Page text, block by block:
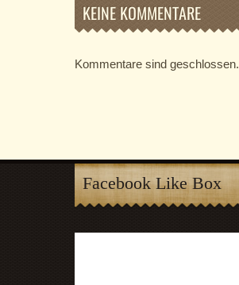
KEINE KOMMENTARE
Kommentare sind geschlossen.
Facebook Like Box